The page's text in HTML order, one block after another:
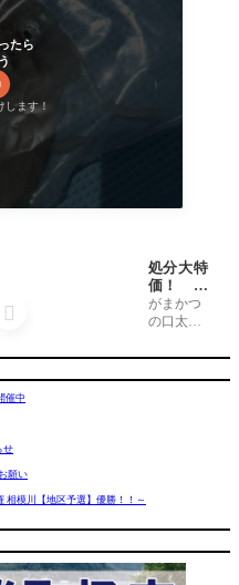
たら
します！
催中
せ
願い
相模川【地区予選】優勝！！～
処分大特
価！ が
まかつ
『ボイル
がまかつ
の口太メ
用、細
ん。 ボイ
ルカラー
で生オ
